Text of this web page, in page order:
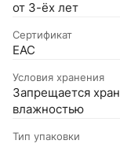
от 3-ёх лет
Сертификат
EAC
Условия хранения
Запрещается
влажностью
Тип упаковки